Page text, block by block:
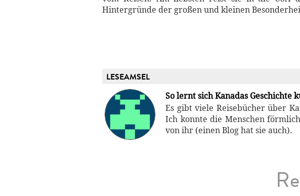
Hintergründe der großen und kleinen
LESEAMSEL
So lernt sich Kanadas Geschichte
Es gibt viele Reisebücher über
Ich konnte die Menschen
von ihr (einen Blog hat sie auch).